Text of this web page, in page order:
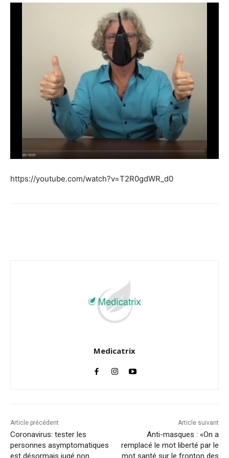
https://youtube.com/watch?v=T2R0gdWR_d0
Medicatrix
Article précédent
Coronavirus: tester les
personnes asymptomatiques
est désormais jugé non
Article suivant
Anti-masques : «On a
remplacé le mot liberté par le
mot santé sur le fronton des